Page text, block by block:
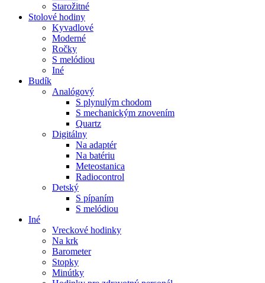
Starožitné
Stolové hodiny
Kyvadlové
Moderné
Ročky
S melódiou
Iné
Budík
Analógový
S plynulým chodom
S mechanickým znovením
Quartz
Digitálny
Na adaptér
Na batériu
Meteostanica
Radiocontrol
Detský
S pípaním
S melódiou
Iné
Vreckové hodinky
Na krk
Barometer
Stopky
Minútky